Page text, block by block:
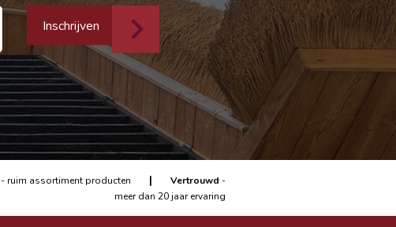
Inschrijven
- ruim assortiment producten | Vertrouwd -
meer dan 20 jaar ervaring